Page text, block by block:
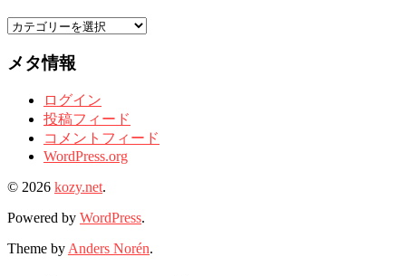
ブ
カ
ゴ
メタ情報
ログイン
投稿フィード
コメントフィード
WordPress.org
© 2026 kozy.net.
Powered by WordPress.
Theme by Anders Norén.